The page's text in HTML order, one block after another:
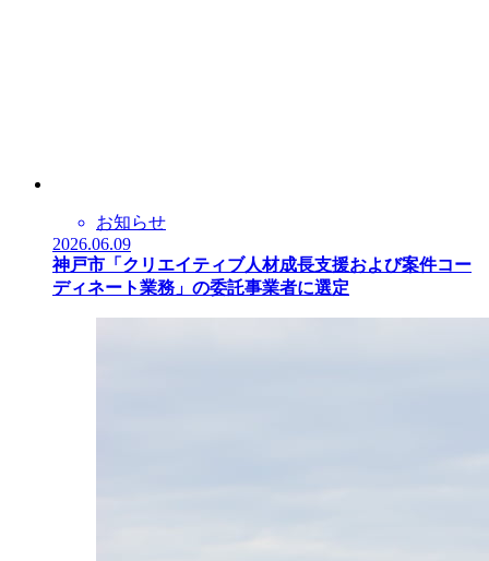
お知らせ
2026.06.09
神戸市「クリエイティブ人材成長支援および案件コー
ディネート業務」の委託事業者に選定